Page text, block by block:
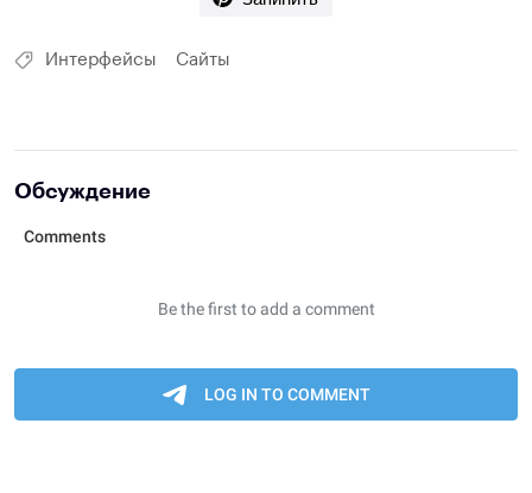
Интерфейсы Сайты
Обсуждение